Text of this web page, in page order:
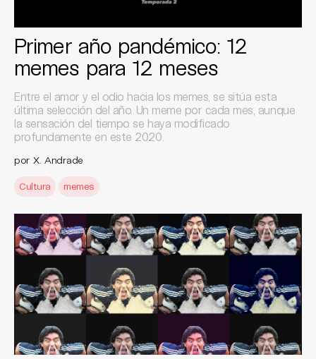
Primer año pandémico: 12
memes para 12 meses
Entre el amor y el odio hacia los memes, se sitúa esta
última selección del año. Un meme por cada mes, aunque
la sensación del tiempo se haya modificado
profundamente en este 2020.
por X. Andrade
Cultura memes